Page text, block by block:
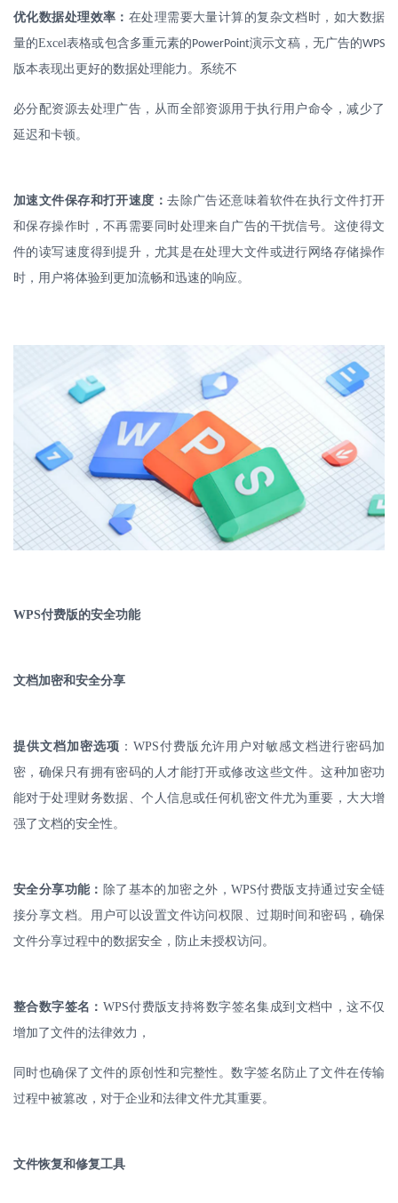
优化数据处理效率： 在处理需要大量计算的复杂文档时，如大数据
量的Excel表格或包含多重元素的PowerPoint演示文稿，无广告的WPS
版本表现出更好的数据处理能力。系统不
必分配资源去处理广告，从而全部资源用于执行用户命令，减少了
延迟和卡顿。
加速文件保存和打开速度：去除广告还意味着软件在执行文件打开
和保存操作时，不再需要同时处理来自广告的干扰信号。这使得文
件的读写速度得到提升，尤其是在处理大文件或进行网络存储操作
时，用户将体验到更加流畅和迅速的响应。
WPS付费版的安全功能
文档加密和安全分享
提供文档加密选项 ： WPS付费版允许用户对敏感文档进行密码加
密，确保只有拥有密码的人才能打开或修改这些文件。这种加密功
能对于处理财务数据、个人信息或任何机密文件尤为重要，大大增
强了文档的安全性。
安全分享功能： 除了基本的加密之外， WPS付费版支持通过安全链
接分享文档。用户可以设置文件访问权限、过期时间和密码，确保
文件分享过程中的数据安全，防止未授权访问。
整合数字签名： WPS付费版支持将数字签名集成到文档中，这不仅
增加了文件的法律效力，
同时也确保了文件的原创性和完整性。数字签名防止了文件在传输
过程中被篡改，对于企业和法律文件尤其重要。
文件恢复和修复工具